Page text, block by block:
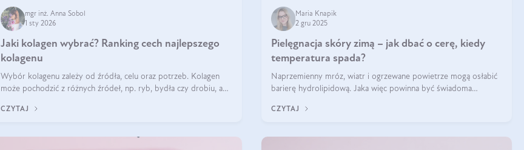
mgr inż. Anna Sobol
1 sty 2026
Jaki kolagen wybrać? Ranking cech najlepszego
kolagenu
Wybór kolagenu zależy od źródła, celu oraz potrzeb. Kolagen
może pochodzić z różnych źródeł, np. ryb, bydła czy drobiu, a
sprawdza się kolagen rybi, a dla wspierania stawów — kolagen
CZYTAJ
Maria Knapik
2 gru 2025
Pielęgnacja skóry zimą – jak dbać o cerę, kiedy
temperatura spada?
Naprzemienny mróz, wiatr i ogrzewane powietrze mogą osłabić
barierę hydrolipidową. Jaka więc powinna być świadoma
CZYTAJ